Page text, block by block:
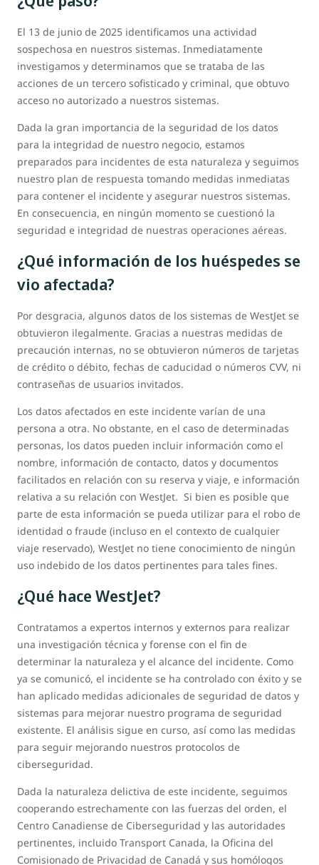
El 13 de junio de 2025 identificamos una actividad
sospechosa en nuestros sistemas. Inmediatamente
investigamos y determinamos que se trataba de las
acciones de un tercero sofisticado y criminal, que obtuvo
acceso no autorizado a nuestros sistemas.
Dada la gran importancia de la seguridad de los datos
para la integridad de nuestro negocio, estamos
preparados para incidentes de esta naturaleza y seguimos
nuestro plan de respuesta tomando medidas inmediatas
para contener el incidente y asegurar nuestros sistemas.
En consecuencia, en ningún momento se cuestionó la
seguridad e integridad de nuestras operaciones aéreas.
¿Qué información de los huéspedes se
vio afectada?
Por desgracia, algunos datos de los sistemas de WestJet se
obtuvieron ilegalmente. Gracias a nuestras medidas de
precaución internas, no se obtuvieron números de tarjetas
de crédito o débito, fechas de caducidad o números CVV, ni
contraseñas de usuarios invitados.
Los datos afectados en este incidente varían de una
persona a otra. No obstante, en el caso de determinadas
personas, los datos pueden incluir información como el
nombre, información de contacto, datos y documentos
facilitados en relación con su reserva y viaje, e información
relativa a su relación con WestJet. Si bien es posible que
parte de esta información se pueda utilizar para el robo de
identidad o fraude (incluso en el contexto de cualquier
viaje reservado), WestJet no tiene conocimiento de ningún
uso indebido de los datos pertinentes para tales fines.
¿Qué hace WestJet?
Contratamos a expertos internos y externos para realizar
una investigación técnica y forense con el fin de
determinar la naturaleza y el alcance del incidente. Como
ya se comunicó, el incidente se ha controlado con éxito y se
han aplicado medidas adicionales de seguridad de datos y
sistemas para mejorar nuestro programa de seguridad
existente. El análisis sigue en curso, así como las medidas
para seguir mejorando nuestros protocolos de
ciberseguridad.
Dada la naturaleza delictiva de este incidente, seguimos
cooperando estrechamente con las fuerzas del orden, el
Centro Canadiense de Ciberseguridad y las autoridades
pertinentes, incluido Transport Canada, la Oficina del
Comisionado de Privacidad de Canadá y sus homólogos